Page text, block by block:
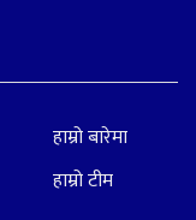
हाम्रो बारेमा
हाम्रो टीम